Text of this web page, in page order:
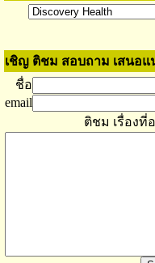
เชิญ ติชม สอบถาม เสนอแ
ชื่อ
email
ติชม เรื่องที่